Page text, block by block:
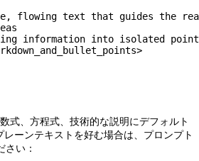
flowing text that guides the
information into isolated
式、方程式、技術的な説明にデフォルト
ーンテキストを好む場合は、プロンプト
い：